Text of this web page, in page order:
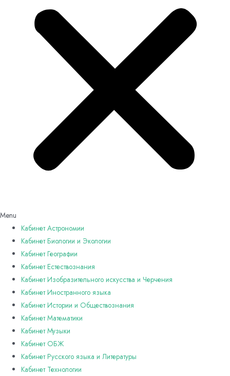
Menu
Кабинет Астрономии
Кабинет Биологии и Экологии
Кабинет Географии
Кабинет Естествознания
Кабинет Изобразительного искусства и Черчения
Кабинет Иностранного языка
Кабинет Истории и Обществознания
Кабинет Математики
Кабинет Музыки
Кабинет ОБЖ
Кабинет Русского языка и Литературы
Кабинет Технологии